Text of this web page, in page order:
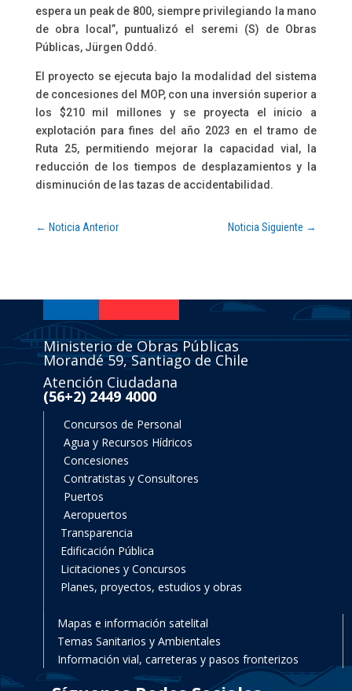
espera un peak de 800, siempre privilegiando la mano
de obra local”, puntualizó el seremi (S) de Obras
Públicas, Jürgen Oddó.
El proyecto se ejecuta bajo la modalidad del sistema
de concesiones del MOP, con una inversión superior a
los $210 mil millones y se proyecta el inicio a
explotación para fines del año 2023 en el tramo de
Ruta 25, permitiendo mejorar la capacidad vial, la
reducción de los tiempos de desplazamientos y la
disminución de las tazas de accidentabilidad.
← Noticia Anterior Noticia Siguiente →
Ministerio de Obras Públicas
Morandé 59, Santiago de Chile
Atención Ciudadana
(56+2) 2449 4000
Concursos de Personal
Agua y Recursos Hídricos
Concesiones
Contratistas y Consultores
Puertos
Aeropuertos
Transparencia
Edificación Pública
Licitaciones y Concursos
Planes, proyectos, estudios y obras
Mapas e información satelital
Temas Sanitarios y Ambientales
Información vial, carreteras y pasos fronterizos